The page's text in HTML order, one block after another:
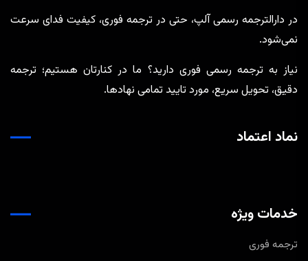
در دارالترجمه رسمی آلپ، حتی در ترجمه‌ فوری، کیفیت فدای سرعت
نمی‌شود.
نیاز به ترجمه رسمی فوری دارید؟ ما در کنارتان هستیم؛ ترجمه
دقیق، تحویل سریع، مورد تایید تمامی نهادها.
نماد اعتماد
خدمات ویژه
ترجمه فوری